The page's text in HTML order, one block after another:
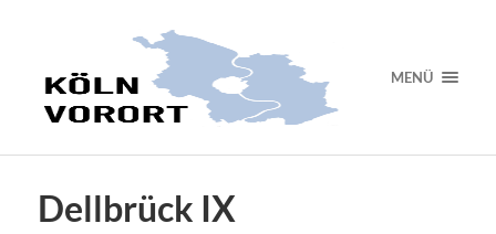
MENÜ
Dellbrück IX